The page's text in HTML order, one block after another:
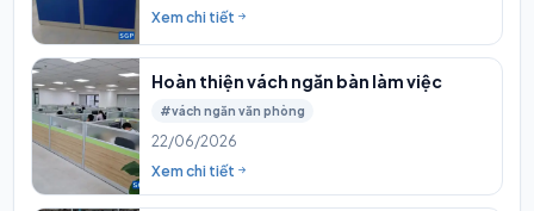
Xem chi tiết
Hoàn thiện vách ngăn bàn làm việc
#vách ngăn văn phòng
22/06/2026
Xem chi tiết